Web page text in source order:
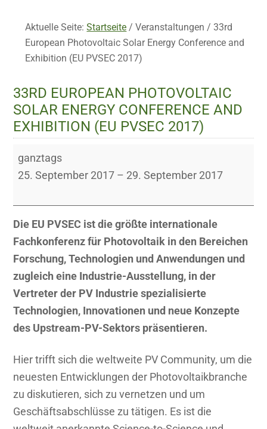
Aktuelle Seite:Startseite / Veranstaltungen/ 33rd
European Photovoltaic Solar Energy Conference and
Exhibition (EU PVSEC 2017)
33RD EUROPEAN PHOTOVOLTAIC
SOLAR ENERGY CONFERENCE AND
EXHIBITION (EU PVSEC 2017)
33rd
European
Solar
Energy
Conference
and
Exhibition
(EU
PVSEC
2017)
ganztags
25. September 2017 – 29. September 2017
Die EU PVSEC ist die größte internationale
Fachkonferenz für Photovoltaik in den Bereichen
Forschung, Technologien und Anwendungen und
zugleich eine Industrie-Ausstellung, in der
Vertreter der PV Industrie spezialisierte
Technologien, Innovationen und neue Konzepte
des Upstream-PV-Sektors präsentieren.
Hier trifft sich die weltweite PV Community, um die
neuesten Entwicklungen der Photovoltaikbranche
zu diskutieren, sich zu vernetzen und um
Geschäftsabschlüsse zu tätigen. Es ist die